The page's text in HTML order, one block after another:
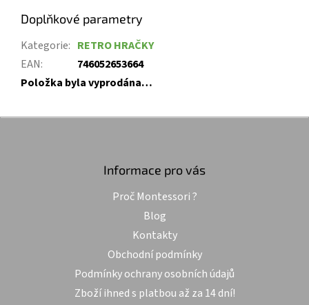
Doplňkové parametry
Kategorie: RETRO HRAČKY
EAN:
746052653664
Položka byla vyprodána…
Z
Informace pro vás
Proč Montessori ?
Blog
Kontakty
Obchodní podmínky
Podmínky ochrany osobních údajů
Zboží ihned s platbou až za 14 dní!